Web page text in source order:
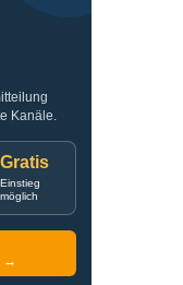
Kanäle.
Gratis
Einstieg
möglich
→